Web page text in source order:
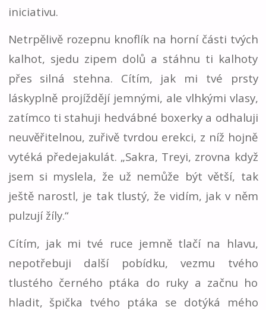
iniciativu.
Netrpělivě rozepnu knoflík na horní části tvých
kalhot, sjedu zipem dolů a stáhnu ti kalhoty
přes silná stehna. Cítím, jak mi tvé prsty
láskyplně projíždějí jemnými, ale vlhkými vlasy,
zatímco ti stahuji hedvábné boxerky a odhaluji
neuvěřitelnou, zuřivě tvrdou erekci, z níž hojně
vytéká předejakulát. „Sakra, Treyi, zrovna když
jsem si myslela, že už nemůže být větší, tak
ještě narostl, je tak tlustý, že vidím, jak v něm
pulzují žíly.“
Cítím, jak mi tvé ruce jemně tlačí na hlavu,
nepotřebuji další pobídku, vezmu tvého
tlustého černého ptáka do ruky a začnu ho
hladit, špička tvého ptáka se dotýká mého